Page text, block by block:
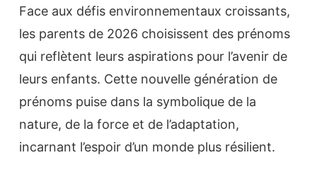
Face aux défis environnementaux croissants,
les parents de 2026 choisissent des prénoms
qui reflètent leurs aspirations pour l’avenir de
leurs enfants. Cette nouvelle génération de
prénoms puise dans la symbolique de la
nature, de la force et de l’adaptation,
incarnant l’espoir d’un monde plus résilient.